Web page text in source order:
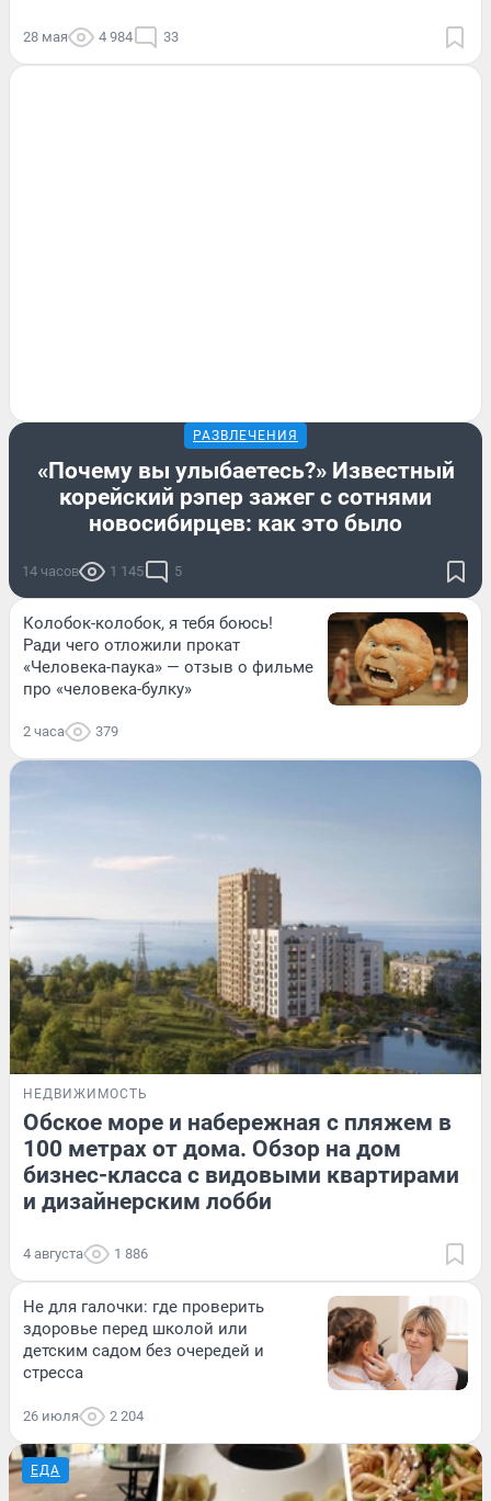
28 мая 4 984 33
РАЗВЛЕЧЕНИЯ
«Почему вы улыбаетесь?» Известный
корейский рэпер зажег с сотнями
новосибирцев: как это было
14 часов 1 145 5
Колобок-колобок, я тебя боюсь!
Ради чего отложили прокат
«Человека-паука» — отзыв о фильме
про «человека-булку»
2 часа 379
НЕДВИЖИМОСТЬ
Обское море и набережная с пляжем в
100 метрах от дома. Обзор на дом
бизнес-класса с видовыми квартирами
и дизайнерским лобби
4 августа 1 886
Не для галочки: где проверить
здоровье перед школой или
детским садом без очередей и
стресса
26 июля 2 204
ЕДА